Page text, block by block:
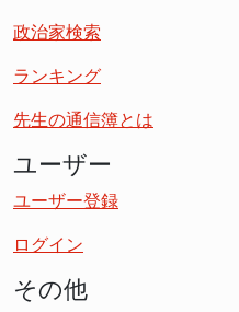
政治家検索
ランキング
先生の通信簿とは
ユーザー
ユーザー登録
ログイン
その他